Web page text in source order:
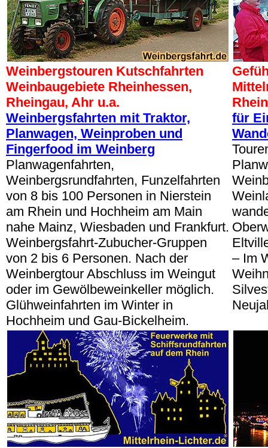
Weinbergstouren Kutschfahrten
Weinbaugebiete Rheinhessen,
Rheingau, Ahr u.a.
Weinbergsfahrten mit Traktor,
Planwagen, Weinproben und
Fingerfood im Weinberg
Planwagenfahrten,
Weinbergsrundfahrten, Funzelfahrten
von 8 bis 100 Personen in Nierstein
am Rhein und Hochheim am Main
nahe Mainz, Wiesbaden und Frankfurt.
Weinbergsfahrt-Zubucher-Gruppen
von 2 bis 6 Personen. Nach der
Weinbergtour Abschluss im Weingut
oder im Gewölbeweinkeller möglich.
Glühweinfahrten im Winter in
Hochheim und Gau-Bickelheim.
für
– Im